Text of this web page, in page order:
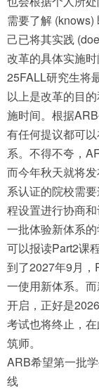
需要了解 (knows)
己已将其实践
改革的具体实施
25FALL研究生将
以上是改革的目
施时间。根据
有任何提议都可
系。不得不夸，
而今年秋天就将
系认证的院校需
程设置进行协商
一批体验新体系
可以报读Part2课
到了2027年9月
一使用新体系。
开启，正好是
考试也将终止，
筑师。
ARB希望第一批
线